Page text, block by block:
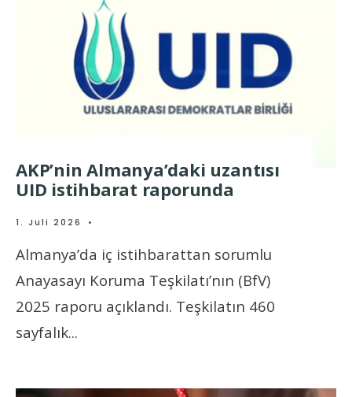
AKP’nin Almanya’daki uzantısı
UID istihbarat raporunda
1. Juli 2026 •
Almanya’da iç istihbarattan sorumlu
Anayasayı Koruma Teşkilatı’nın (BfV)
2025 raporu açıklandı. Teşkilatın 460
sayfalık...